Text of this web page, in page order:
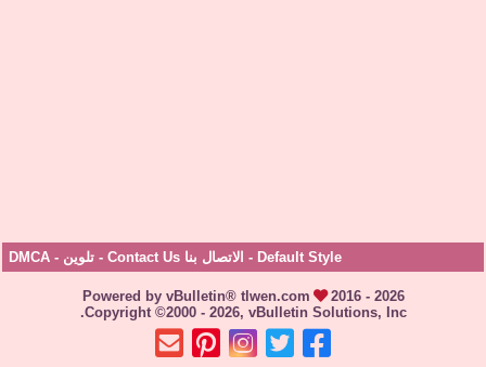
Default Style
- الاتصال بنا Contact Us - تلوين -
DMCA
Powered by vBulletin® tlwen.com
2016 - 2026
Copyright ©2000 - 2026, vBulletin Solutions, Inc.